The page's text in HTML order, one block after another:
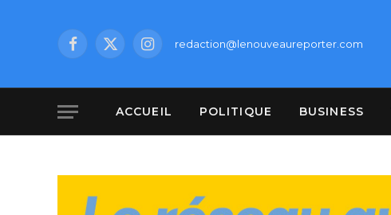
Facebook
X
Instagramredaction@lenouveaureporter.com
ACCUEIL POLITIQUE BUSINESS